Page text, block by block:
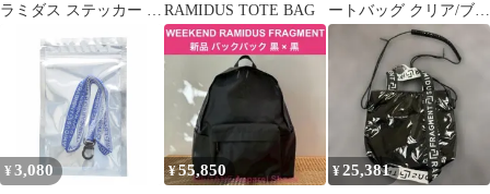
ラミダス ステッカー ノ RAMIDUS TOTE BAG
ートバッグ クリア/ブル
ー
¥ 3,080 ¥55,850 ¥25,381